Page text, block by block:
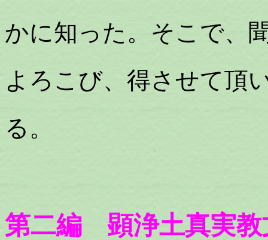
かに知った。そこで、
よろこび、得させて頂
る。
第二編 顕浄土真実教